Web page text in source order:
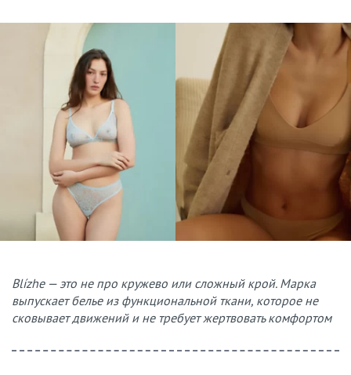
Blízhe — это не про кружево или сложный крой. Марка
выпускает белье из функциональной ткани, которое не
сковывает движений и не требует жертвовать комфортом